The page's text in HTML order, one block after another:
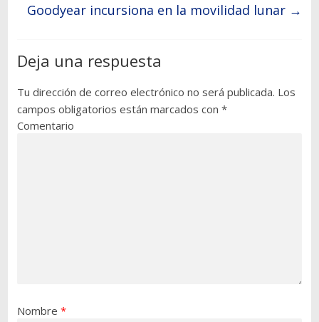
Goodyear incursiona en la movilidad lunar →
Deja una respuesta
Tu dirección de correo electrónico no será publicada. Los
campos obligatorios están marcados con *
Comentario
Nombre *